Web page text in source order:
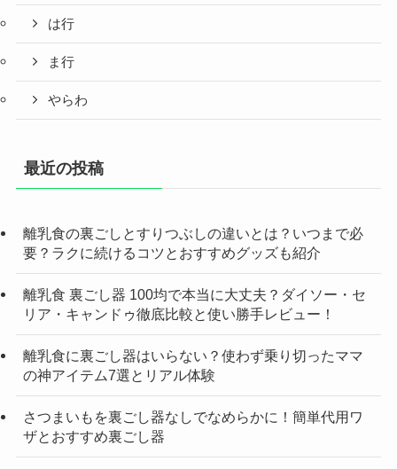
は行
ま行
やらわ
最近の投稿
離乳食の裏ごしとすりつぶしの違いとは？いつまで必
要？ラクに続けるコツとおすすめグッズも紹介
離乳食 裏ごし器 100均で本当に大丈夫？ダイソー・セ
リア・キャンドゥ徹底比較と使い勝手レビュー！
離乳食に裏ごし器はいらない？使わず乗り切ったママ
の神アイテム7選とリアル体験
さつまいもを裏ごし器なしでなめらかに！簡単代用ワ
ザとおすすめ裏ごし器